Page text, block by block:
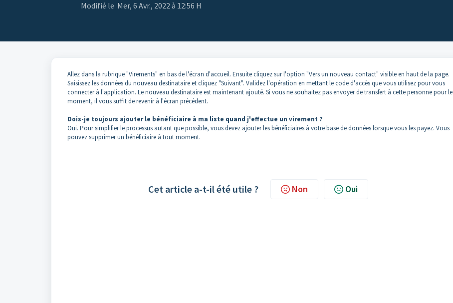
Modifié le Mer, 6 Avr., 2022 à 12:56 H
Allez dans la rubrique "Virements" en bas de l'écran d'accueil. Ensuite cliquez sur l'option "Vers un nouveau contact" visible en haut de la page.
Saisissez les données du nouveau destinataire et cliquez "Suivant". Validez l'opération en mettant le code d'accès que vous utilisez pour vous
connecter à l'application. Le nouveau destinataire est maintenant ajouté. Si vous ne souhaitez pas envoyer de transfert à cette personne pour le
moment, il vous suffit de revenir à l'écran précédent.
Dois-je toujours ajouter le bénéficiaire à ma liste quand j'effectue un virement ?
Oui. Pour simplifier le processus autant que possible, vous devez ajouter les bénéficiaires à votre base de données lorsque vous les payez. Vous
pouvez supprimer un bénéficiaire à tout moment.
Cet article a-t-il été utile ? Non Oui